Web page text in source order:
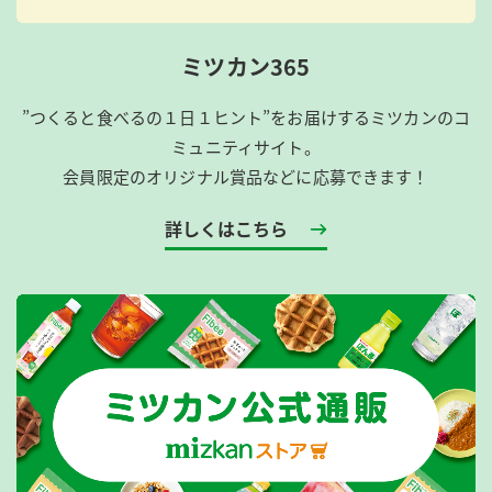
ミツカン365
”つくると食べるの１日１ヒント”をお届けするミツカンのコ
ミュニティサイト。
会員限定のオリジナル賞品などに応募できます！
詳しくはこちら